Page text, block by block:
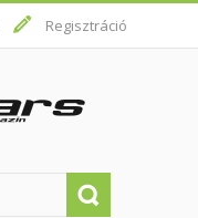
Regisztráció